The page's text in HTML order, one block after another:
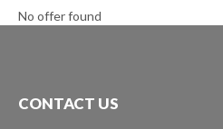
No offer found
CONTACT US